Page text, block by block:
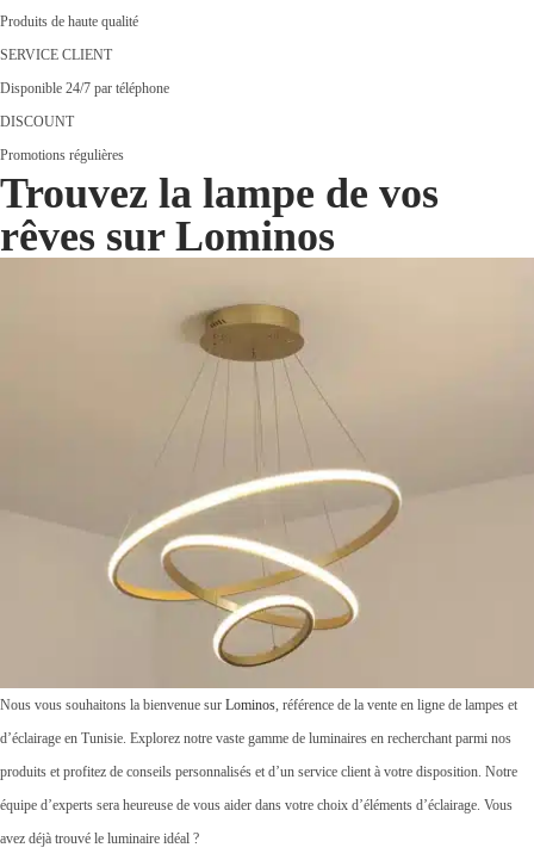
Produits de haute qualité
SERVICE CLIENT
Disponible 24/7 par téléphone
DISCOUNT
Promotions régulières
Trouvez la lampe de vos
rêves sur Lominos
Nous vous souhaitons la bienvenue sur Lominos , référence de la vente en ligne de lampes et
d’éclairage en Tunisie. Explorez notre vaste gamme de luminaires en recherchant parmi nos
produits et profitez de conseils personnalisés et d’un service client à votre disposition. Notre
équipe d’experts sera heureuse de vous aider dans votre choix d’éléments d’éclairage. Vous
avez déjà trouvé le luminaire idéal ?